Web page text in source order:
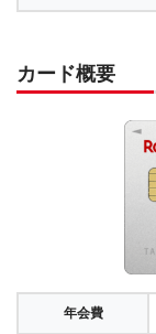
カード概要
年会費